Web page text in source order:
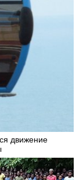
движение